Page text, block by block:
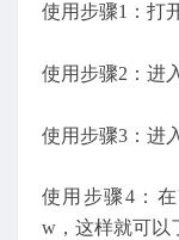
使用步骤1：打开
使用步骤2：进入
使用步骤3：进
使用步骤4：在
w，这样就可以